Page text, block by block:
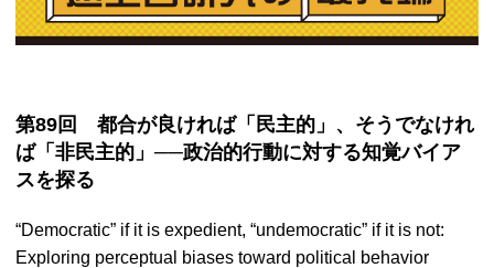
第89回 都合が良ければ「民主的」、そうでなけれ
ば「非民主的」──政治的行動に対する知覚バイア
スを探る
“Democratic” if it is expedient, “undemocratic” if it is not:
Exploring perceptual biases toward political behavior